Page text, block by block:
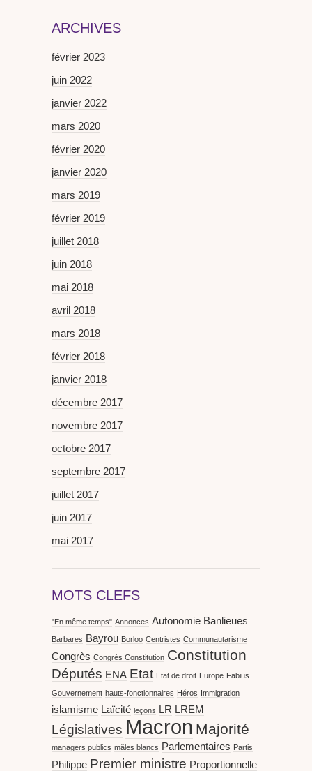
ARCHIVES
février 2023
juin 2022
janvier 2022
mars 2020
février 2020
janvier 2020
mars 2019
février 2019
juillet 2018
juin 2018
mai 2018
avril 2018
mars 2018
février 2018
janvier 2018
décembre 2017
novembre 2017
octobre 2017
septembre 2017
juillet 2017
juin 2017
mai 2017
MOTS CLEFS
"En même temps" Annonces Autonomie Banlieues
Barbares Bayrou Borloo Centristes Communautarisme
Congrès Congrès Constitution Constitution
Députés ENA Etat Etat de droit Europe Fabius
Gouvernement hauts-fonctionnaires Héros Immigration
islamisme Laïcité leçons LR LREM
Législatives Macron Majorité
managers publics mâles blancs Parlementaires Partis
Philippe Premier ministre Proportionnelle